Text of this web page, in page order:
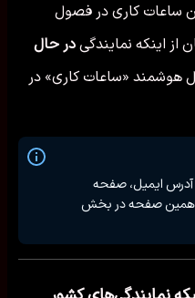
ساعات کاری در فصول
از اینکه نمایندگی در حال
هوشمند «ساعات کاری» در
آدرس ایمیل، صفحه
همین صفحه در بخش
نمایندگی‌های کشور